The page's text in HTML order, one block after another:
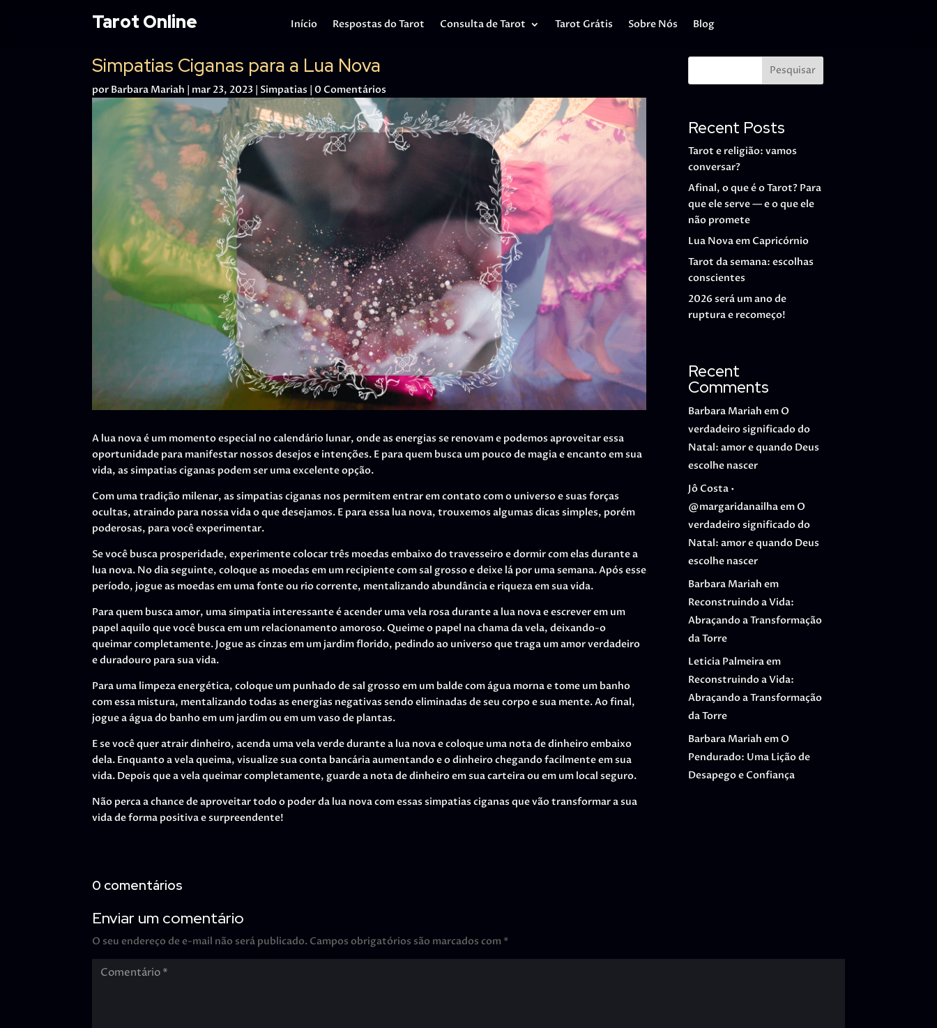
Tarot Online Início Respostas do Tarot Consulta de Tarot Tarot Grátis Sobre Nós Blog
Simpatias Ciganas para a Lua Nova
por Barbara Mariah | mar 23, 2023 | Simpatias | 0 Comentários
A lua nova é um momento especial no calendário lunar, onde as energias se renovam e podemos aproveitar essa
oportunidade para manifestar nossos desejos e intenções. E para quem busca um pouco de magia e encanto em sua
vida, as simpatias ciganas podem ser uma excelente opção.
Com uma tradição milenar, as simpatias ciganas nos permitem entrar em contato com o universo e suas forças
ocultas, atraindo para nossa vida o que desejamos. E para essa lua nova, trouxemos algumas dicas simples, porém
poderosas, para você experimentar.
Se você busca prosperidade, experimente colocar três moedas embaixo do travesseiro e dormir com elas durante a
lua nova. No dia seguinte, coloque as moedas em um recipiente com sal grosso e deixe lá por uma semana. Após esse
período, jogue as moedas em uma fonte ou rio corrente, mentalizando abundância e riqueza em sua vida.
Para quem busca amor, uma simpatia interessante é acender uma vela rosa durante a lua nova e escrever em um
papel aquilo que você busca em um relacionamento amoroso. Queime o papel na chama da vela, deixando-o
queimar completamente. Jogue as cinzas em um jardim florido, pedindo ao universo que traga um amor verdadeiro
e duradouro para sua vida.
Para uma limpeza energética, coloque um punhado de sal grosso em um balde com água morna e tome um banho
com essa mistura, mentalizando todas as energias negativas sendo eliminadas de seu corpo e sua mente. Ao final,
jogue a água do banho em um jardim ou em um vaso de plantas.
E se você quer atrair dinheiro, acenda uma vela verde durante a lua nova e coloque uma nota de dinheiro embaixo
dela. Enquanto a vela queima, visualize sua conta bancária aumentando e o dinheiro chegando facilmente em sua
vida. Depois que a vela queimar completamente, guarde a nota de dinheiro em sua carteira ou em um local seguro.
Não perca a chance de aproveitar todo o poder da lua nova com essas simpatias ciganas que vão transformar a sua
vida de forma positiva e surpreendente!
Pesquisar
Recent Posts
Tarot e religião: vamos
conversar?
Afinal, o que é o Tarot? Para
que ele serve — e o que ele
não promete
Lua Nova em Capricórnio
Tarot da semana: escolhas
conscientes
2026 será um ano de
ruptura e recomeço!
Recent
Comments
Barbara Mariah em O
verdadeiro significado do
Natal: amor e quando Deus
escolhe nascer
Jô Costa •
@margaridanailhaem O
verdadeiro significado do
Natal: amor e quando Deus
escolhe nascer
Barbara Mariah em
Reconstruindo a Vida:
Abraçando a Transformação
da Torre
Leticia Palmeiraem
Reconstruindo a Vida:
Abraçando a Transformação
da Torre
Barbara Mariah em O
Pendurado: Uma Lição de
Desapego e Confiança
0 comentários
Enviar um comentário
O seu endereço de e-mail não será publicado. Campos obrigatórios são marcados com *